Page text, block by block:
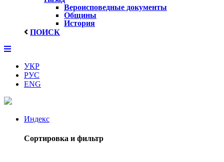
Вероисповедные документы
Общины
История
ПОИСК
УКР
РУС
ENG
Индекс
Сортировка и фильтр